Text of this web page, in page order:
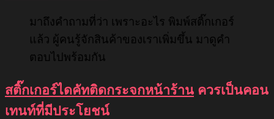
มาถึงคำถามที่ว่า เพราะอะไร พิมพ์สติ๊กเกอร์
แล้ว ผู้คนรู้จักสินค้าของเราเพิ่มขึ้น มาดูคำ
ตอบไปพร้อมกัน
สติ๊กเกอร์ไดคัทติดกระจกหน้าร้าน ควรเป็นคอน
เทนท์ที่มีประโยชน์